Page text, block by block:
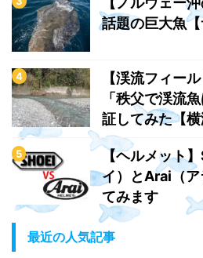
話題の巨大魚
【渓流フィー
「秩父で渓流
証してみた【
【ヘルメット
イ）とArai（ア
てみます
最近の人気記事